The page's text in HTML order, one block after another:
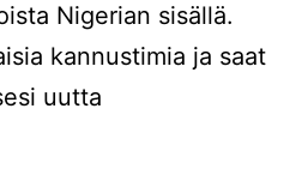
Nigerian sisällä.
​​kannustimia ja saat
uutta